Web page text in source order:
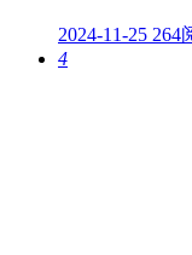
2024-11-25 264
4